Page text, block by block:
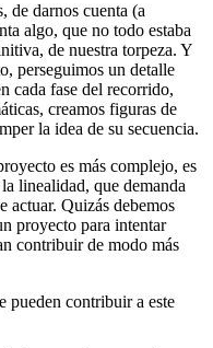
de darnos cuenta (a
algo, que no todo estaba
de nuestra torpeza. Y
perseguimos un detalle
cada fase del recorrido,
creamos figuras de
la idea de su secuencia.
es más complejo, es
linealidad, que demanda
actuar. Quizás debemos
proyecto para intentar
contribuir de modo más
pueden contribuir a este